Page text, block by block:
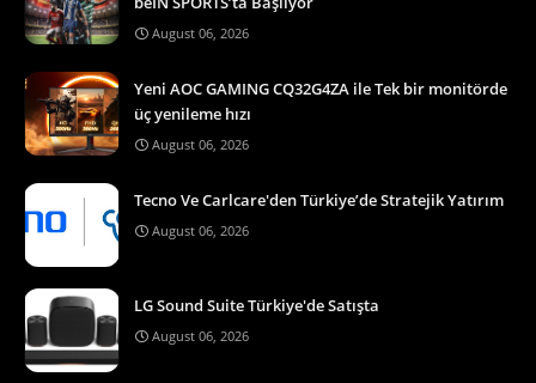
August 06, 2026
Yeni AOC GAMING CQ32G4ZA ile Tek bir monitörde
üç yenileme hızı
August 06, 2026
Tecno Ve Carlcare'den Türkiye’de Stratejik Yatırım
August 06, 2026
LG Sound Suite Türkiye'de Satışta
August 06, 2026